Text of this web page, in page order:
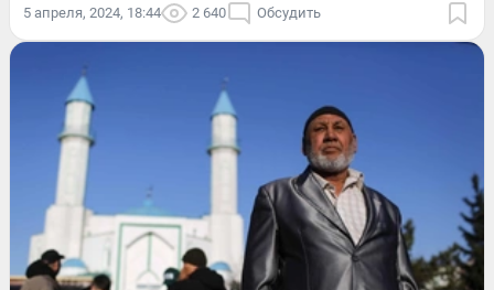
5 апреля, 2024, 18:44 2 640 Обсудить